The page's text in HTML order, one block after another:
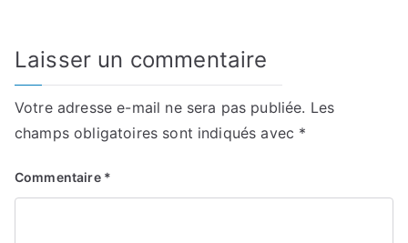
Laisser un commentaire
Votre adresse e-mail ne sera pas publiée. Les
champs obligatoires sont indiqués avec *
Commentaire *